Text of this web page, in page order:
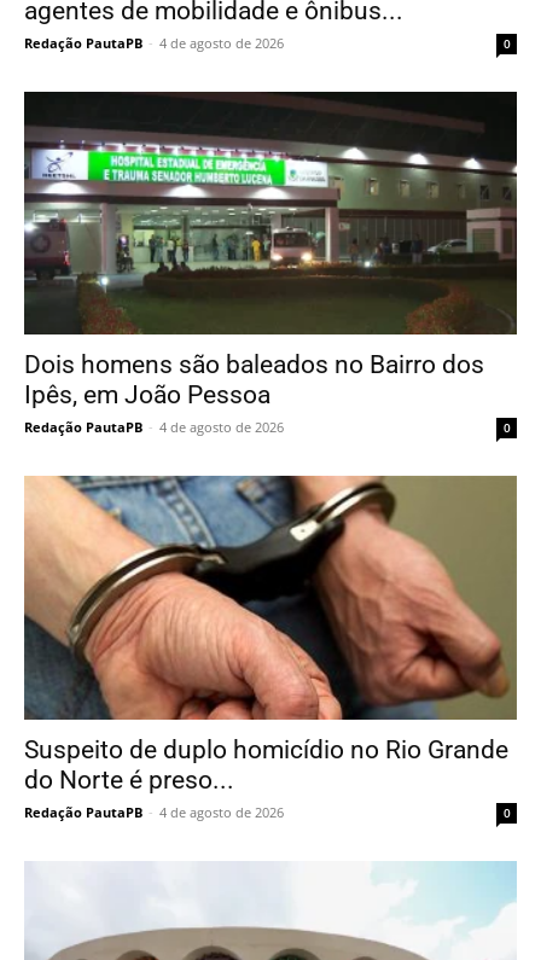
agentes de mobilidade e ônibus...
Redação PautaPB - 4 de agosto de 2026 0
Dois homens são baleados no Bairro dos
Ipês, em João Pessoa
Redação PautaPB - 4 de agosto de 2026 0
Suspeito de duplo homicídio no Rio Grande
do Norte é preso...
Redação PautaPB - 4 de agosto de 2026 0